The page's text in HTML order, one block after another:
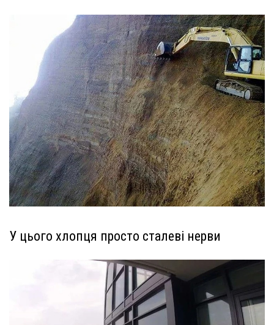
У цього хлопця просто сталеві нерви